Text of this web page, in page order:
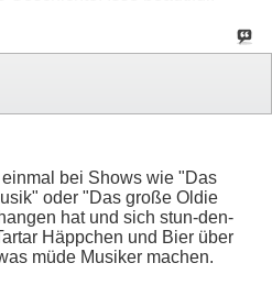
bei Shows wie "Das
oder "Das große Oldie
hat und sich stun-den-
Häppchen und Bier über
müde Musiker machen.